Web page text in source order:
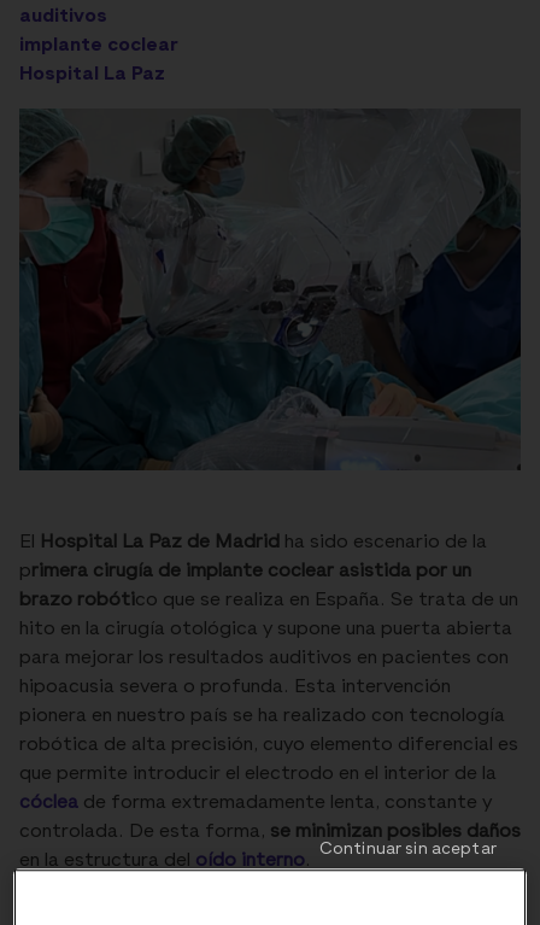
auditivos
implante coclear
Hospital La Paz
El Hospital La Paz de Madrid ha sido escenario de la
primera cirugía de implante coclear asistida por un
brazo robótico que se realiza en España. Se trata de un
hito en la cirugía otológica y supone una puerta abierta
para mejorar los resultados auditivos en pacientes con
hipoacusia severa o profunda. Esta intervención
pionera en nuestro país se ha realizado con tecnología
robótica de alta precisión, cuyo elemento diferencial es
que permite introducir el electrodo en el interior de la
cóclea de forma extremadamente lenta, constante y
controlada. De esta forma, se minimizan posibles daños
en la estructura del oído interno.
Continuar sin aceptar